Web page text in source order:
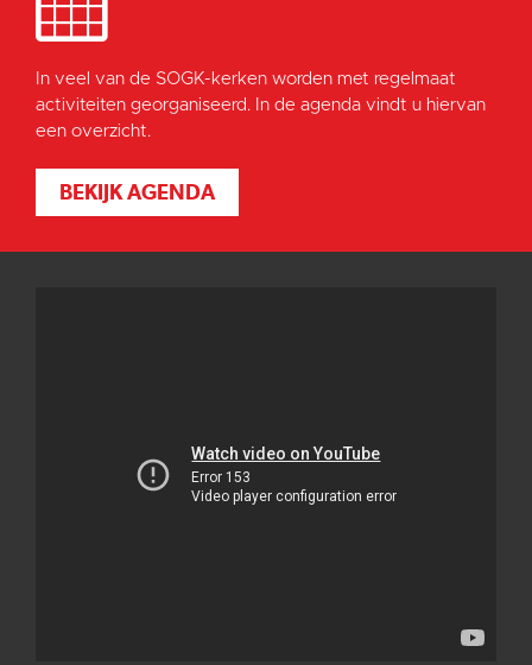
In veel van de SOGK-kerken worden met regelmaat
activiteiten georganiseerd. In de agenda vindt u hiervan
een overzicht.
BEKIJK AGENDA